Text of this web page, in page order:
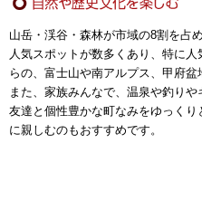
山岳・渓谷・森林が市域の8割を占
人気スポットが数多くあり、特に
らの、富士山や南アルプス、甲府盆
また、家族みんなで、温泉や釣りや
友達と個性豊かな町なみをゆっく
に親しむのもおすすめです。